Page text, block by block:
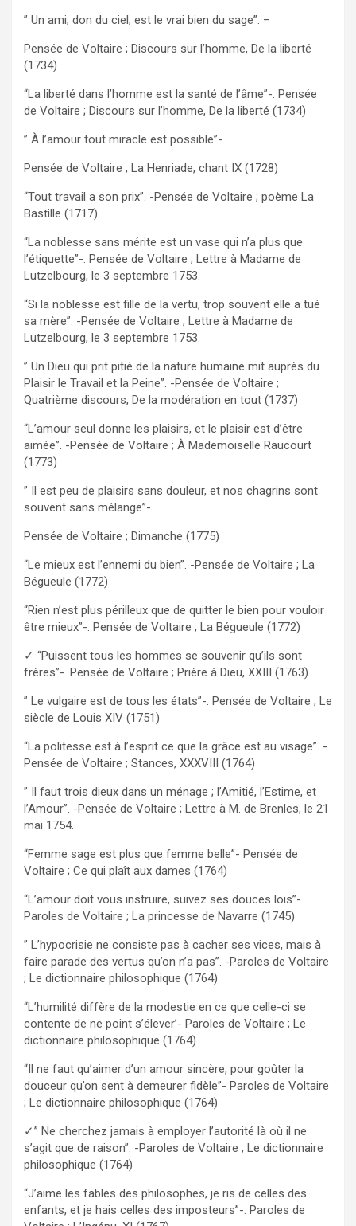
” Un ami, don du ciel, est le vrai bien du sage”. –
Pensée de Voltaire ; Discours sur l’homme, De la liberté
(1734)
“La liberté dans l’homme est la santé de l’âme”-. Pensée
de Voltaire ; Discours sur l’homme, De la liberté (1734)
” À l’amour tout miracle est possible”-.
Pensée de Voltaire ; La Henriade, chant IX (1728)
“Tout travail a son prix”. -Pensée de Voltaire ; poème La
Bastille (1717)
“La noblesse sans mérite est un vase qui n’a plus que
l’étiquette”-. Pensée de Voltaire ; Lettre à Madame de
Lutzelbourg, le 3 septembre 1753.
“Si la noblesse est fille de la vertu, trop souvent elle a tué
sa mère”. -Pensée de Voltaire ; Lettre à Madame de
Lutzelbourg, le 3 septembre 1753.
” Un Dieu qui prit pitié de la nature humaine mit auprès du
Plaisir le Travail et la Peine”. -Pensée de Voltaire ;
Quatrième discours, De la modération en tout (1737)
“L’amour seul donne les plaisirs, et le plaisir est d’être
aimée”. -Pensée de Voltaire ; À Mademoiselle Raucourt
(1773)
” Il est peu de plaisirs sans douleur, et nos chagrins sont
souvent sans mélange”-.
Pensée de Voltaire ; Dimanche (1775)
“Le mieux est l’ennemi du bien”. -Pensée de Voltaire ; La
Bégueule (1772)
“Rien n’est plus périlleux que de quitter le bien pour vouloir
être mieux”-. Pensée de Voltaire ; La Bégueule (1772)
✓ “Puissent tous les hommes se souvenir qu’ils sont
frères”-. Pensée de Voltaire ; Prière à Dieu, XXIII (1763)
” Le vulgaire est de tous les états”-. Pensée de Voltaire ; Le
siècle de Louis XIV (1751)
“La politesse est à l’esprit ce que la grâce est au visage”. -
Pensée de Voltaire ; Stances, XXXVIII (1764)
” Il faut trois dieux dans un ménage ; l’Amitié, l’Estime, et
l’Amour”. -Pensée de Voltaire ; Lettre à M. de Brenles, le 21
mai 1754.
“Femme sage est plus que femme belle”- Pensée de
Voltaire ; Ce qui plaît aux dames (1764)
“L’amour doit vous instruire, suivez ses douces lois”-
Paroles de Voltaire ; La princesse de Navarre (1745)
” L’hypocrisie ne consiste pas à cacher ses vices, mais à
faire parade des vertus qu’on n’a pas”. -Paroles de Voltaire
; Le dictionnaire philosophique (1764)
“L’humilité diffère de la modestie en ce que celle-ci se
contente de ne point s’élever’- Paroles de Voltaire ; Le
dictionnaire philosophique (1764)
“Il ne faut qu’aimer d’un amour sincère, pour goûter la
douceur qu’on sent à demeurer fidèle”- Paroles de Voltaire
; Le dictionnaire philosophique (1764)
✓” Ne cherchez jamais à employer l’autorité là où il ne
s’agit que de raison”. -Paroles de Voltaire ; Le dictionnaire
philosophique (1764)
“J’aime les fables des philosophes, je ris de celles des
enfants, et je hais celles des imposteurs”-. Paroles de